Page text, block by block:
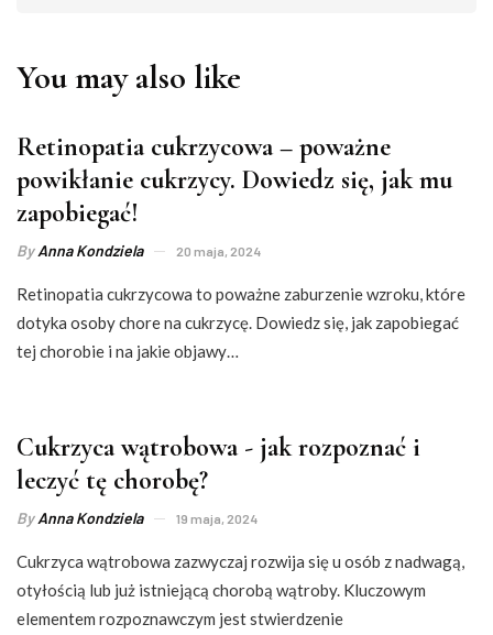
You may also like
Retinopatia cukrzycowa – poważne
powikłanie cukrzycy. Dowiedz się, jak mu
zapobiegać!
ByAnna Kondziela 20 maja, 2024
Retinopatia cukrzycowa to poważne zaburzenie wzroku, które
dotyka osoby chore na cukrzycę. Dowiedz się, jak zapobiegać
tej chorobie i na jakie objawy…
Cukrzyca wątrobowa - jak rozpoznać i
leczyć tę chorobę?
ByAnna Kondziela 19 maja, 2024
Cukrzyca wątrobowa zazwyczaj rozwija się u osób z nadwagą,
otyłością lub już istniejącą chorobą wątroby. Kluczowym
elementem rozpoznawczym jest stwierdzenie